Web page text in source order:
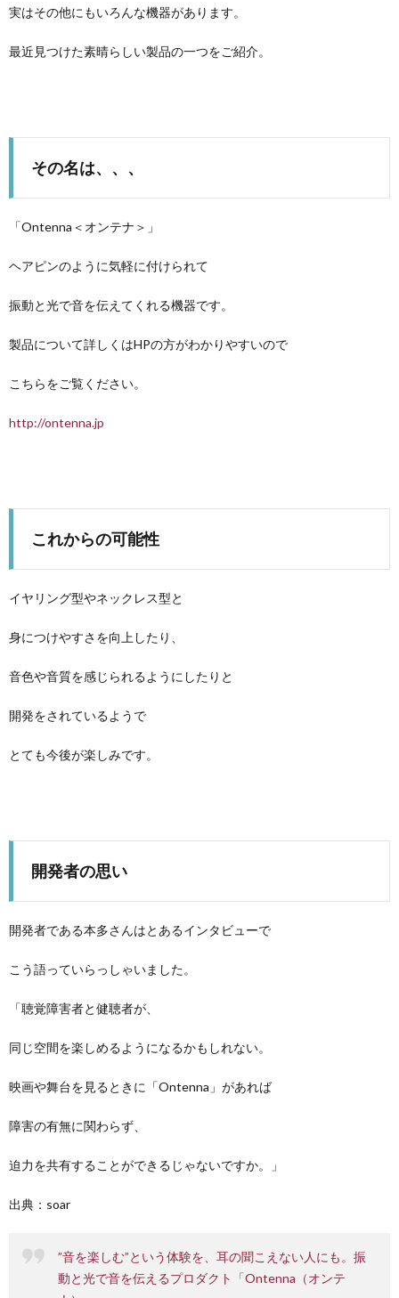
実はその他にもいろんな機器があります。
最近見つけた素晴らしい製品の一つをご紹介。
その名は、、、
「Ontenna＜オンテナ＞」
ヘアピンのように気軽に付けられて
振動と光で音を伝えてくれる機器です。
製品について詳しくはHPの方がわかりやすいので
こちらをご覧ください。
http://ontenna.jp
これからの可能性
イヤリング型やネックレス型と
身につけやすさを向上したり、
音色や音質を感じられるようにしたりと
開発をされているようで
とても今後が楽しみです。
開発者の思い
開発者である本多さんはとあるインタビューで
こう語っていらっしゃいました。
「聴覚障害者と健聴者が、
同じ空間を楽しめるようになるかもしれない。
映画や舞台を見るときに「Ontenna」があれば
障害の有無に関わらず、
迫力を共有することができるじゃないですか。」
出典：soar
”音を楽しむ”という体験を、耳の聞こえない人にも。振
動と光で音を伝えるプロダクト「Ontenna（オンテ